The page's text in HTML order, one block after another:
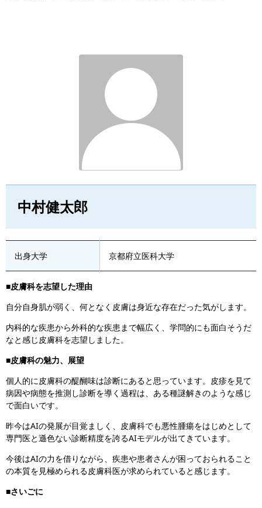
中村健太郎
出身大学 京都府立医科大学
■皮膚科を志望した理由
自分自身肌が弱く、何となく皮膚は身近な存在だった気がします。
内科的な疾患から外科的な疾患まで幅広く、学問的にも面白そうだ
なと感じ皮膚科を志望しました。
■皮膚科の魅力、展望
個人的に皮膚科の醍醐味は診断にあると思っています。皮疹を見て
病因や病態を推測し診断を導く過程は、ある種謎解きのような感じ
で面白いです。
昨今はAIの発展が目覚ましく、皮膚科でも悪性腫瘍をはじめとして
専門医と遜色ない診断精度を誇るAIモデルが出てきています。
今後はAIの力を借りながら、疾患や患者さんが困っておられること
の本質を見極められる皮膚科医が求められていると感じます。
■さいごに